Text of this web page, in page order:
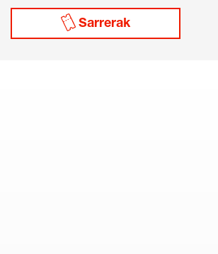
Cookie politika / Sarrerak erosteko
Sarrerak